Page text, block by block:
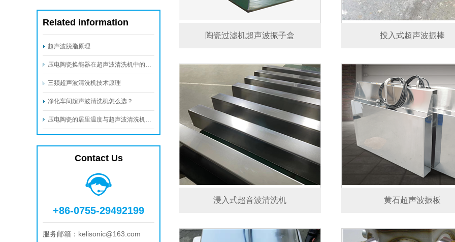
Related information
超声波脱脂原理
压电陶瓷换能器在超声波清洗机中的工业应用与优势
三频超声波清洗机技术原理
净化车间超声波清洗机怎么选？
压电陶瓷的居里温度与超声波清洗机的最高温度
Contact Us
+86-0755-29492199
服务邮箱： kelisonic@163.com
陶瓷过滤机超声波振子盒 投入式超声波振棒
浸入式超音波清洗机 黄石超声波振板